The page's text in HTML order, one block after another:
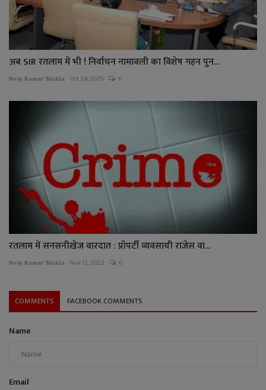
अब SIR रतलाम में भी ! निर्वाचन नामावली का विशेष गहन पुन...
Niraj Kumar Shukla Oct 29, 2025 0
रतलाम में सनसनीखेज वारदात : प्रॉपर्टी व्यवसायी राजेस वा...
Niraj Kumar Shukla Nov 12, 2022 0
COMMENTS FACEBOOK COMMENTS
Name
Email